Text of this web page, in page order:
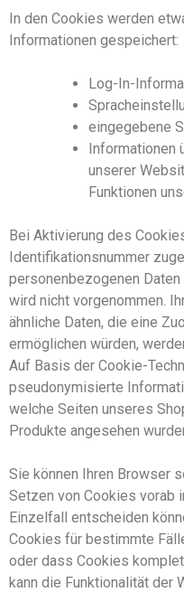
In den Cookies werden
Informationen gespeichert:
Log-In-
eingegebene
Informationen
unserer
Funktionen
Bei Aktivierung des
Identifikationsnummer
personenbezogenen
wird nicht vorgenommen.
ähnliche Daten, die eine
ermöglichen würden,
Auf Basis der Cookie-
pseudonymisierte
welche Seiten unseres
Produkte angesehen
Sie können Ihren Browser
Setzen von Cookies vorab
Einzelfall entscheiden
Cookies für bestimmte
oder dass Cookies
kann die Funktionalität der